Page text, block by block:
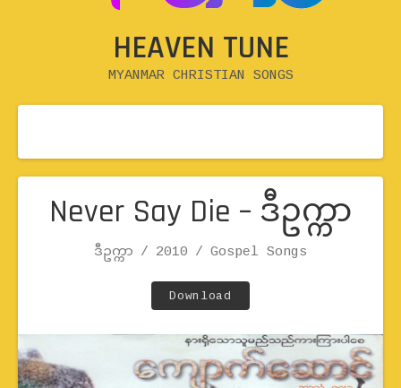
HEAVEN TUNE
MYANMAR CHRISTIAN SONGS
Never Say Die – ဒီဥက္ကာ
Record Details Artist
ဒီဥက္ကာ Release
2010 Genre
Gospel Songs
Download